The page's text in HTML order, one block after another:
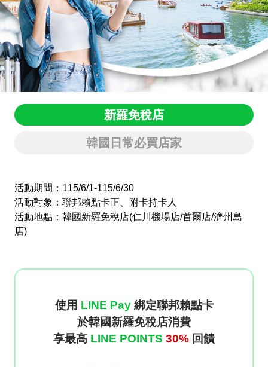
新羅免稅店
韓國日常必買店家
活動期間：115/6/1-115/6/30
活動對象：聯邦賴點卡正、附卡持卡⼈
活動地點：韓國新羅免稅店(仁川機場店/首爾店/濟州島
店)
使⽤ LINE Pay綁定聯邦賴點卡
於韓國新羅免稅店消費
享最高 LINE POINTS 30% 回饋